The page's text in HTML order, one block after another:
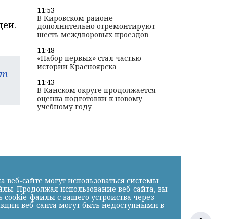
11:53
В Кировском районе
дополнительно отремонтируют
шесть междворовых проездов
11:48
«Набор первых» стал частью
истории Красноярска
11:43
В Канском округе продолжается
оценка подготовки к новому
учебному году
сайте могут использоваться системы
Продолжая использование веб-сайта, вы
файлы с вашего устройства через
веб-сайта могут быть недоступными в